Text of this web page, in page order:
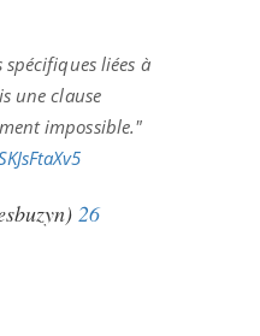
liées à
une clause
impossible."
26